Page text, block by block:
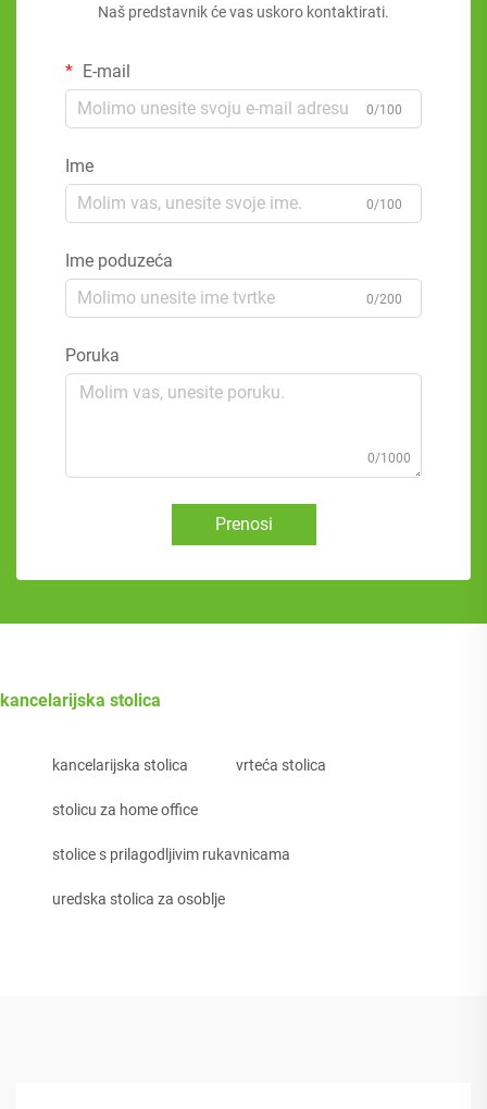
Naš predstavnik će vas uskoro kontaktirati.
E-mail
0/100
Ime
0/100
Ime poduzeća
0/200
Poruka
0/1000
Prenosi
kancelarijska stolica
kancelarijska stolica vrteća stolica
stolicu za home office
stolice s prilagodljivim rukavnicama
uredska stolica za osoblje